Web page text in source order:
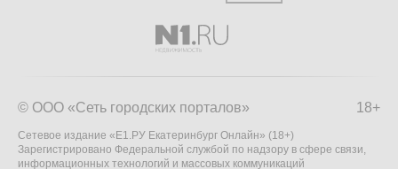
18+
© ООО «Сеть городских порталов»
Сетевое издание «Е1.РУ Екатеринбург Онлайн» (18+)
Зарегистрировано Федеральной службой по надзору в сфере связи,
информационных технологий и массовых коммуникаций